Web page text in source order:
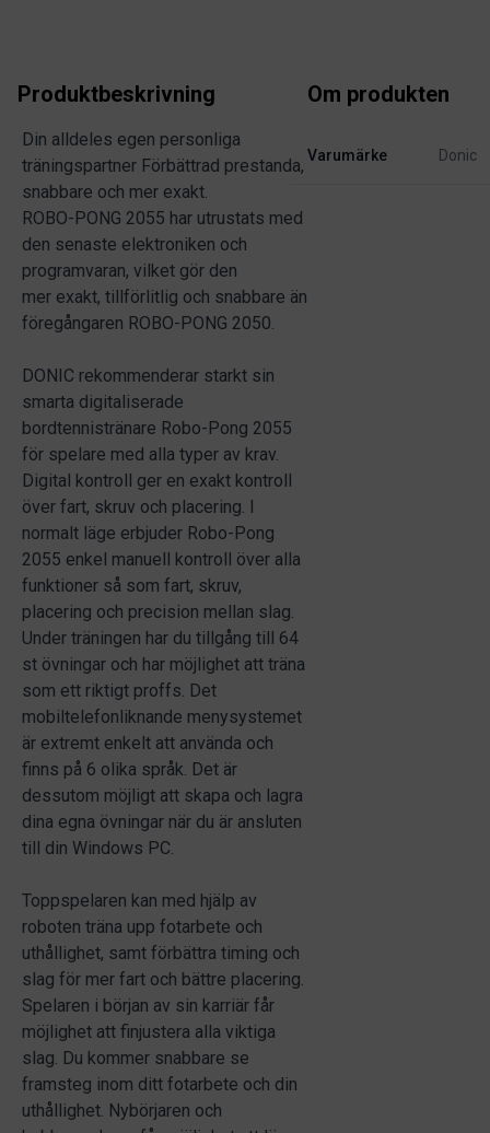
Produktbeskrivning
Din alldeles egen personliga
träningspartner Förbättrad prestanda,
snabbare och mer exakt.
ROBO-PONG 2055 har utrustats med
den senaste elektroniken och
programvaran, vilket gör den
mer exakt, tillförlitlig och snabbare än
föregångaren ROBO-PONG 2050.
DONIC rekommenderar starkt sin
smarta digitaliserade
bordtennistränare Robo-Pong 2055
för spelare med alla typer av krav.
Digital kontroll ger en exakt kontroll
över fart, skruv och placering. I
normalt läge erbjuder Robo-Pong
2055 enkel manuell kontroll över alla
funktioner så som fart, skruv,
placering och precision mellan slag.
Under träningen har du tillgång till 64
st övningar och har möjlighet att träna
som ett riktigt proffs. Det
mobiltelefonliknande menysystemet
är extremt enkelt att använda och
finns på 6 olika språk. Det är
dessutom möjligt att skapa och lagra
dina egna övningar när du är ansluten
till din Windows PC.
Toppspelaren kan med hjälp av
roboten träna upp fotarbete och
uthållighet, samt förbättra timing och
slag för mer fart och bättre placering.
Spelaren i början av sin karriär får
möjlighet att finjustera alla viktiga
slag. Du kommer snabbare se
framsteg inom ditt fotarbete och din
uthållighet. Nybörjaren och
Om produkten
Varumärke Donic